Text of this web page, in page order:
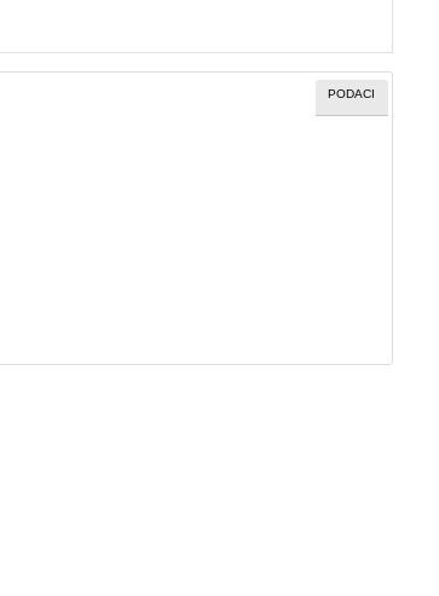
PODACI